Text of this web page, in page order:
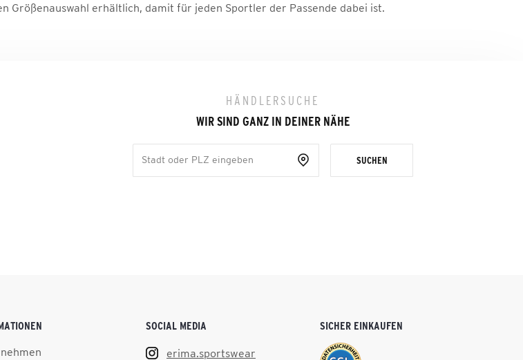
Größenauswahl erhältlich, damit für jeden Sportler der Passende dabei ist.
HÄNDLERSUCHE
WIR SIND GANZ IN DEINER NÄHE
SUCHEN
SOCIAL MEDIA
erima.sportswear
SICHER EINKAUFEN